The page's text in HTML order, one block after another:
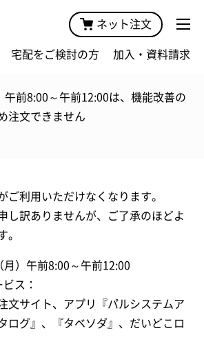
ネット注文
宅配をご検討の方 加入・資料請求
午前8:00～午前12:00は、機能改善の
注文できません
ご利用いただけなくなります。
し訳ありませんが、ご了承のほどよ
。
月）午前8:00～午前12:00
ス：
文サイト、アプリ『パルシステムア
ログ』、『タベソダ』、だいどこロ